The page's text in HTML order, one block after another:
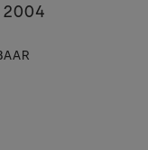
die
2004